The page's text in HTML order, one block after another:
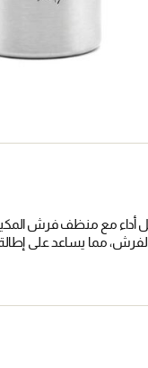
الفرش، مما يساعد على